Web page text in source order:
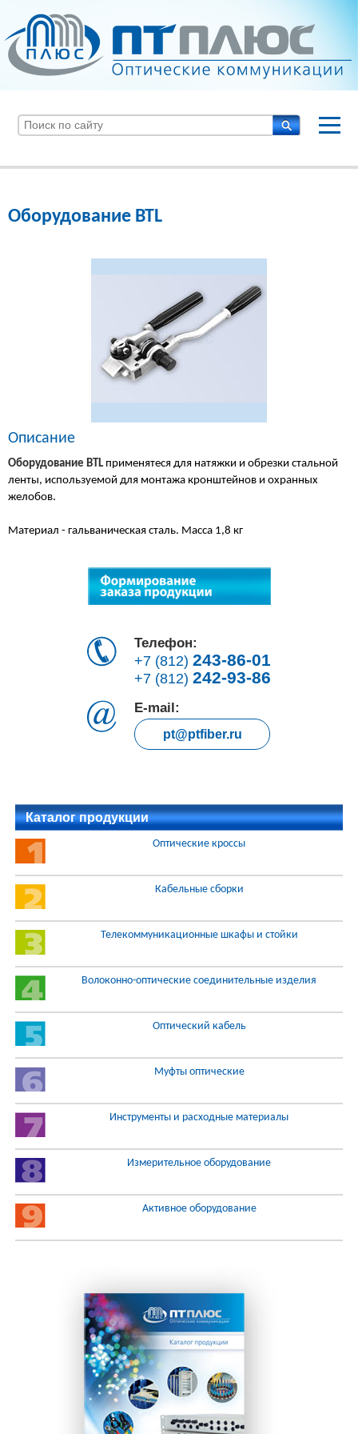
Телефон:
+7 (812)243-86-01
+7 (812)242-93-86
E-mail:
pt@ptfiber.ru
Каталог продукции
Оптические кроссы
Кабельные сборки
Телекоммуникационные шкафы и стойки
Волоконно-оптические соединительные изделия
Оптический кабель
Муфты оптические
Инструменты и расходные материалы
Измерительное оборудование
Активное оборудование
Оборудование BTL
Описание
Оборудование BTL применятеся для натяжки и обрезки стальной
ленты, используемой для монтажа кронштейнов и охранных
желобов.
Материал - гальваническая сталь. Масса 1,8 кг